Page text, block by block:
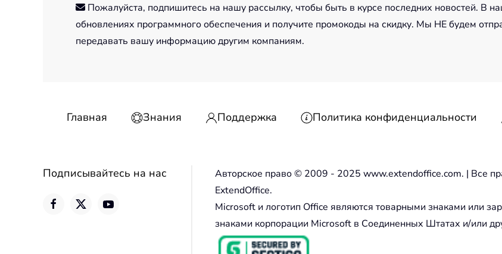
Пожалуйста, подпишитесь на нашу рассылку, чтобы быть в курсе последних новостей. В
обновлениях программного обеспечения и получите промокоды на скидку. Мы НЕ будем
передавать вашу информацию другим компаниям.
Главная Знания Поддержка Политика конфиденциальности
Подписывайтесь на нас
Авторское право © 2009 - 2025 www.extendoffice.com. | Все
ExtendOffice.
Microsoft и логотип Office являются товарными знаками или
знаками корпорации Microsoft в Соединенных Штатах и/или